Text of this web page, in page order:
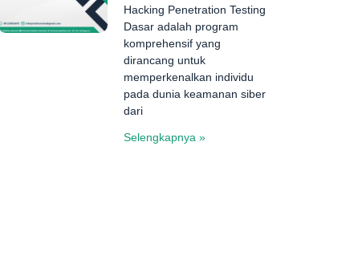
Hacking Penetration Testing
Dasar adalah program
komprehensif yang
dirancang untuk
memperkenalkan individu
pada dunia keamanan siber
dari
Selengkapnya »